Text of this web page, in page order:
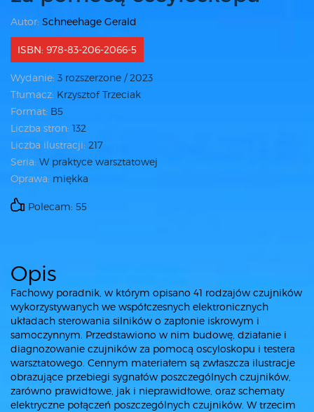
Autor: Schneehage Gerald
ISBN: 978-83-206-2066-5
Wydanie: 3 rozszerzone / 2023
Tłumacz: Krzysztof Trzeciak
Format: B5
Liczba stron: 132
Liczba ilustracji: 217
Seria: W praktyce warsztatowej
Oprawa: miękka
Polecam: 55
Opis
Fachowy poradnik, w którym opisano 41 rodzajów czujników
wykorzystywanych we współczesnych elektronicznych
układach sterowania silników o zapłonie iskrowym i
samoczynnym. Przedstawiono w nim budowę, działanie i
diagnozowanie czujników za pomocą oscyloskopu i testera
warsztatowego. Cennym materiałem są zwłaszcza ilustracje
obrazujące przebiegi sygnałów poszczególnych czujników,
zarówno prawidłowe, jak i nieprawidłowe, oraz schematy
elektryczne połączeń poszczególnych czujników. W trzecim